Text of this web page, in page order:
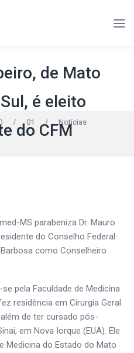
de Mato
é eleito
do CFM
/ 01 / Notícias
MS parabeniza Dr. Mauro
do Conselho Federal
como Conselheiro
pela Faculdade de Medicina
residência em Cirurgia Geral
de ter cursado pós-
em Nova Iorque (EUA). Ele
Medicina do Estado do Mato